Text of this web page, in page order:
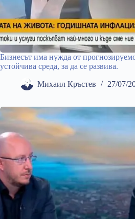
Бизнесът има нужда от
устойчива среда, за да се развива.
Михаил Кръстев 27/07/